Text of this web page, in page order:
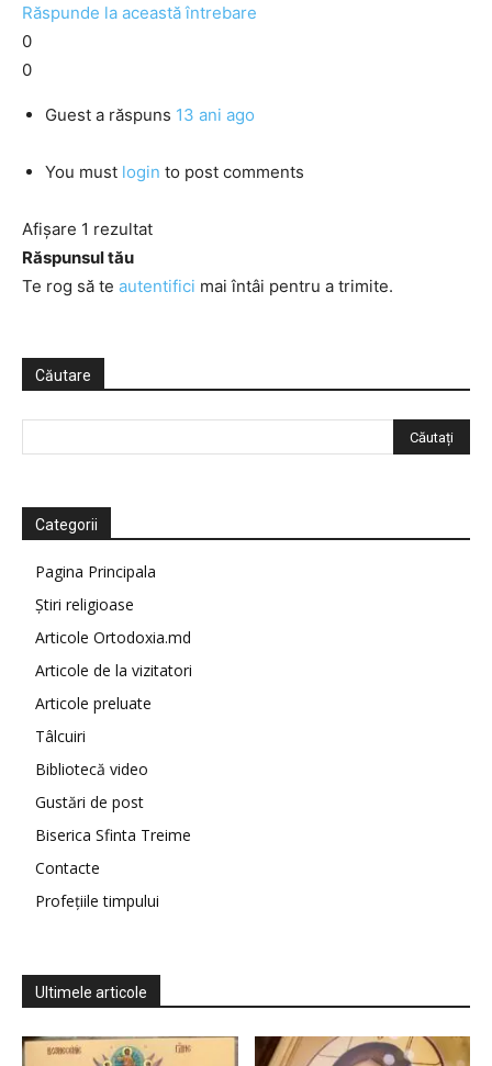
Răspunde la această întrebare
0
0
Guest a răspuns 13 ani ago
You must login to post comments
Afișare 1 rezultat
Răspunsul tău
Te rog să te autentifici mai întâi pentru a trimite.
Căutare
Categorii
Pagina Principala
Știri religioase
Articole Ortodoxia.md
Articole de la vizitatori
Articole preluate
Tâlcuiri
Bibliotecă video
Gustări de post
Biserica Sfinta Treime
Contacte
Profețiile timpului
Ultimele articole